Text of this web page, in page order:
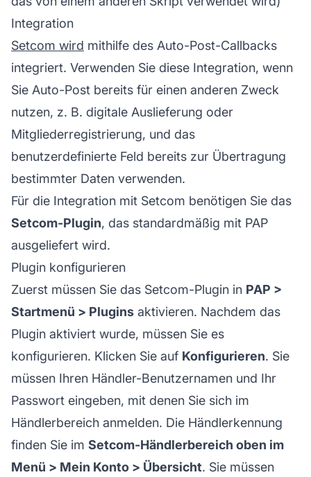
Integration
Setcom wird mithilfe des Auto-Post-Callbacks
integriert. Verwenden Sie diese Integration, wenn
Sie Auto-Post bereits für einen anderen Zweck
nutzen, z. B. digitale Auslieferung oder
Mitgliederregistrierung, und das
benutzerdefinierte Feld bereits zur Übertragung
bestimmter Daten verwenden.
Für die Integration mit Setcom benötigen Sie das
Setcom-Plugin, das standardmäßig mit PAP
ausgeliefert wird.
Plugin konfigurieren
Zuerst müssen Sie das Setcom-Plugin in PAP >
Startmenü > Plugins aktivieren. Nachdem das
Plugin aktiviert wurde, müssen Sie es
konfigurieren. Klicken Sie auf Konfigurieren. Sie
müssen Ihren Händler-Benutzernamen und Ihr
Passwort eingeben, mit denen Sie sich im
Händlerbereich anmelden. Die Händlerkennung
finden Sie im Setcom-Händlerbereich oben im
Menü > Mein Konto > Übersicht. Sie müssen